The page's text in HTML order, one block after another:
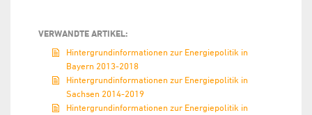
VERWANDTE ARTIKEL:
Hintergrundinformationen zur Energiepolitik in
Bayern 2013-2018
Hintergrundinformationen zur Energiepolitik in
Sachsen 2014-2019
Hintergrundinformationen zur Energiepolitik in